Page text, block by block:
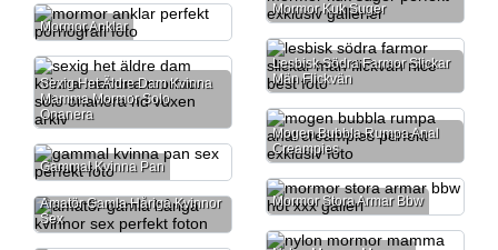
Mormor Kuk Suger
Mormor Anklar
Lesbisk Södra Farmor Slickar
Män Flickvän
Sexig Het Äldre Dam Kvinna
Mamma Mormor Solo
Onanera
Mogen Bubbla Rumpa Anal
Creampies
Gammal Kvinna Pan
Mormor Stora Armar Bbw
Amatör Gamla Håriga Kvinnor
Sex